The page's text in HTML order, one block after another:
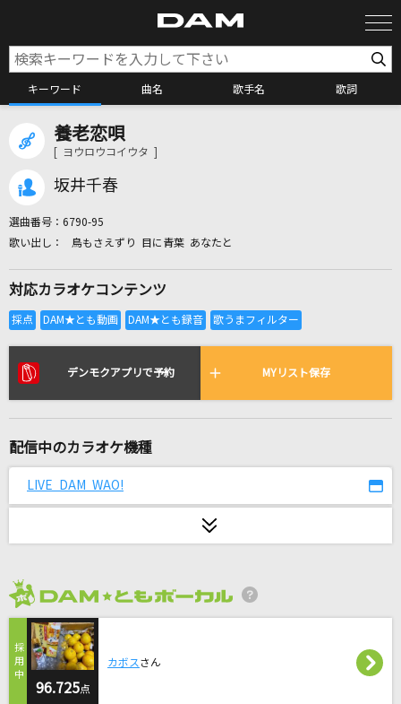
キーワード 曲名 歌手名 歌詞
全国りれき
リアルタイムで歌われている曲の一覧
[生音]終わりなき旅
ケセラセラ
Chevon
Give a reason
養老恋唄
[ ヨウロウコイウタ ]
坂井千春
選曲番号： 6790-95
鳥もさえずり 目に青葉 あなたと
対応カラオケコンテンツ
デンモクアプリで予約 MYリスト保存
配信中のカラオケ機種
LIVE DAM WAO!
96.725点
カボス さん